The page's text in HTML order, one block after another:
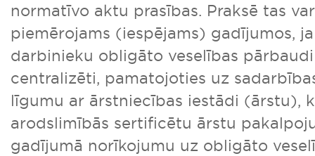
normatīvo aktu prasības. Praksē tas
piemērojams (iespējams) gadījumos,
darbinieku obligāto veselības
centralizēti, pamatojoties uz
līgumu ar ārstniecības iestādi (ārstu),
arodslimībās sertificētu ārstu
gadījumā norīkojumu uz obligāto